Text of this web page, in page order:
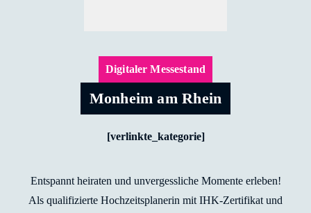
Digitaler Messestand
Monheim am Rhein
[verlinkte_kategorie]
Entspannt heiraten und unvergessliche Momente erleben!
Als qualifizierte Hochzeitsplanerin mit IHK-Zertifikat und